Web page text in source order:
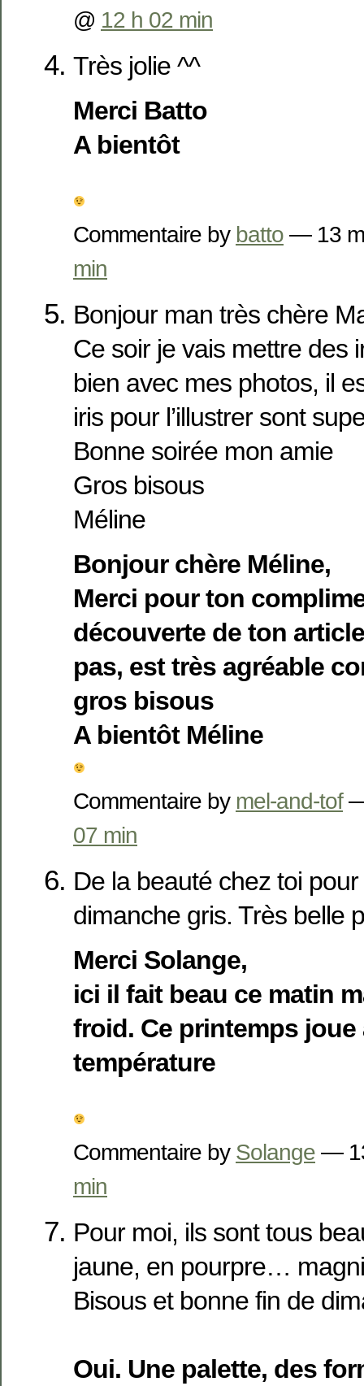
@ 12 h 02 min
Très jolie ^^
Merci Batto
A bientôt
Commentaire by batto — 13
min
Bonjour man très chère
Ce soir je vais mettre des
bien avec mes photos, il
iris pour l’illustrer sont
Bonne soirée mon amie
Gros bisous
Méline
Bonjour chère Méline,
Merci pour ton
découverte de ton
pas, est très agréable
gros bisous
A bientôt Méline
Commentaire by mel-and-tof—
07 min
De la beauté chez toi
dimanche gris. Très belle
Merci Solange,
ici il fait beau ce matin
froid. Ce printemps joue
température
Commentaire by Solange —
min
Pour moi, ils sont tous
jaune, en pourpre…
Bisous et bonne fin de
Oui. Une palette, des